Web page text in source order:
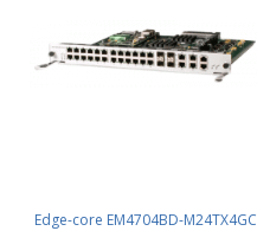
Edge-core EM4704BD-M24TX4GC